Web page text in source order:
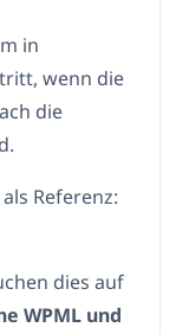
in
wenn die
die
Referenz:
dies auf
WPML und